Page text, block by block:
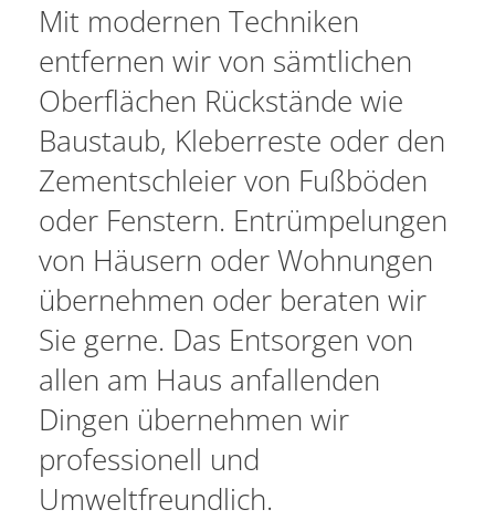
Mit modernen Techniken
entfernen wir von sämtlichen
Oberflächen Rückstände wie
Baustaub, Kleberreste oder den
Zementschleier von Fußböden
oder Fenstern. Entrümpelungen
von Häusern oder Wohnungen
übernehmen oder beraten wir
Sie gerne. Das Entsorgen von
allen am Haus anfallenden
Dingen übernehmen wir
professionell und
Umweltfreundlich.